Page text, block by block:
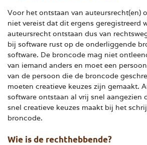
Voor het ontstaan van auteursrecht(en)
niet vereist dat dit ergens geregistreerd
auteursrecht ontstaan dus van
bij software rust op de onderliggende
software. De broncode mag niet
van iemand anders en moet een
van de persoon die de broncode
moeten creatieve keuzes zijn gemaakt.
software ontstaan al vrij snel aangezien
snel creatieve keuzes maakt bij het
broncode.
Wie is de rechthebbende?